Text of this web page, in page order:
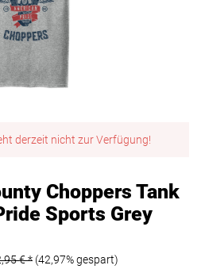
derzeit nicht zur Verfügung!
Choppers Tank
Sports Grey
€ * (42,97% gespart)